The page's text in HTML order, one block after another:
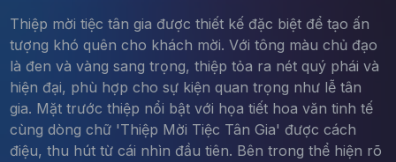
Thiệp mời tiệc tân gia được thiết kế đặc biệt để tạo ấn
tượng khó quên cho khách mời. Với tông màu chủ đạo
là đen và vàng sang trọng, thiệp tỏa ra nét quý phái và
hiện đại, phù hợp cho sự kiện quan trọng như lễ tân
gia. Mặt trước thiệp nổi bật với họa tiết hoa văn tinh tế
cùng dòng chữ 'Thiệp Mời Tiệc Tân Gia' được cách
điệu, thu hút từ cái nhìn đầu tiên. Bên trong thể hiện rõ